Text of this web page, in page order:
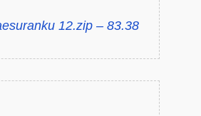
12.zip – 83.38